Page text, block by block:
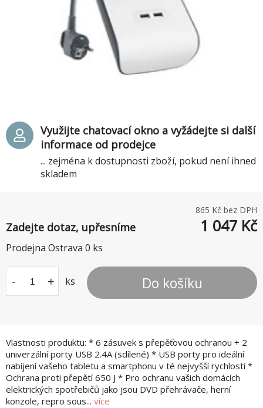
Vlastnosti produktu: * 6 zásuvek s přepěťovou ochranou + 2
univerzální porty USB 2.4A (sdílené) * USB porty pro ideální
nabíjení vašeho tabletu a smartphonu v té nejvyšší rychlosti *
Ochrana proti přepětí 650 J * Pro ochranu vašich domácích
elektrických spotřebičů jako jsou DVD přehrávače, herní
konzole, repro sous... více
865 Kč bez DPH
Zadejte dotaz, upřesníme 1 047 Kč
Prodejna Ostrava 0 ks
- + ks Do košíku
Využijte chatovací okno a vyžádejte si další
informace od prodejce
... zejména k dostupnosti zboží, pokud není ihned
skladem